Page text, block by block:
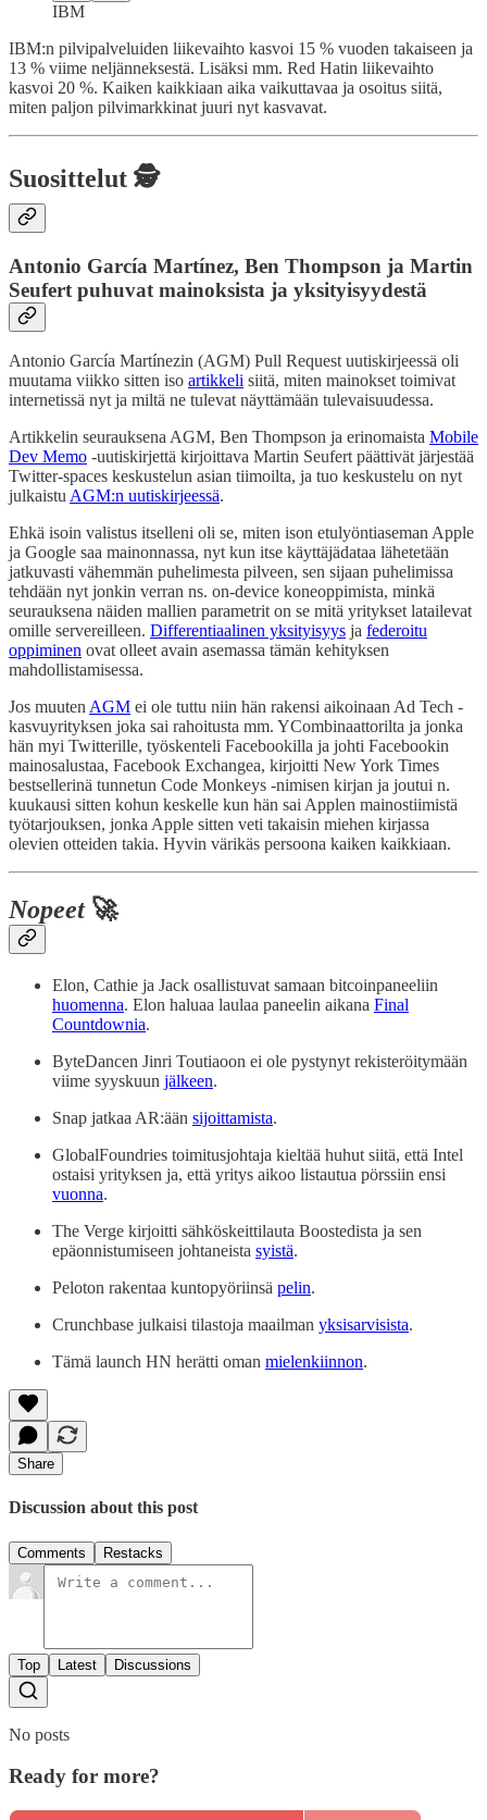
IBM
IBM:n pilvipalveluiden liikevaihto kasvoi 15 % vuoden takaiseen ja
13 % viime neljänneksestä. Lisäksi mm. Red Hatin liikevaihto
kasvoi 20 %. Kaiken kaikkiaan aika vaikuttavaa ja osoitus siitä,
miten paljon pilvimarkkinat juuri nyt kasvavat.
Suosittelut 🕵️
Antonio García Martínez, Ben Thompson ja Martin
Seufert puhuvat mainoksista ja yksityisyydestä
Antonio García Martínezin (AGM) Pull Request uutiskirjeessä oli
muutama viikko sitten iso artikkeli siitä, miten mainokset toimivat
internetissä nyt ja miltä ne tulevat näyttämään tulevaisuudessa.
Artikkelin seurauksena AGM, Ben Thompson ja erinomaista Mobile
Dev Memo -uutiskirjettä kirjoittava Martin Seufert päättivät järjestää
Twitter-spaces keskustelun asian tiimoilta, ja tuo keskustelu on nyt
julkaistu AGM:n uutiskirjeessä.
Ehkä isoin valistus itselleni oli se, miten ison etulyöntiaseman Apple
ja Google saa mainonnassa, nyt kun itse käyttäjädataa lähetetään
jatkuvasti vähemmän puhelimesta pilveen, sen sijaan puhelimissa
tehdään nyt jonkin verran ns. on-device koneoppimista, minkä
seurauksena näiden mallien parametrit on se mitä yritykset latailevat
omille servereilleen. Differentiaalinen yksityisyys ja federoitu
oppiminen ovat olleet avain asemassa tämän kehityksen
mahdollistamisessa.
Jos muuten AGM ei ole tuttu niin hän rakensi aikoinaan Ad Tech -
kasvuyrityksen joka sai rahoitusta mm. YCombinaattorilta ja jonka
hän myi Twitterille, työskenteli Facebookilla ja johti Facebookin
mainosalustaa, Facebook Exchangea, kirjoitti New York Times
bestsellerinä tunnetun Code Monkeys -nimisen kirjan ja joutui n.
kuukausi sitten kohun keskelle kun hän sai Applen mainostiimistä
työtarjouksen, jonka Apple sitten veti takaisin miehen kirjassa
olevien otteiden takia. Hyvin värikäs persoona kaiken kaikkiaan.
Nopeet🚀
Elon, Cathie ja Jack osallistuvat samaan bitcoinpaneeliin
huomenna. Elon haluaa laulaa paneelin aikana Final
Countdownia.
ByteDancen Jinri Toutiaoon ei ole pystynyt rekisteröitymään
viime syyskuun jälkeen.
Snap jatkaa AR:ään sijoittamista.
GlobalFoundries toimitusjohtaja kieltää huhut siitä, että Intel
ostaisi yrityksen ja, että yritys aikoo listautua pörssiin ensi
vuonna.
The Verge kirjoitti sähköskeittilauta Boostedista ja sen
epäonnistumiseen johtaneista syistä.
Peloton rakentaa kuntopyöriinsä pelin.
Crunchbase julkaisi tilastoja maailman yksisarvisista.
Tämä launch HN herätti oman mielenkiinnon.
Share
Discussion about this post
Comments Restacks
Top Latest Discussions
No posts
Ready for more?